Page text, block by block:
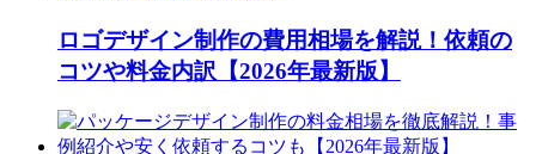
ロゴデザイン制作の費用相場を解説！依頼の
コツや料金内訳【2026年最新版】